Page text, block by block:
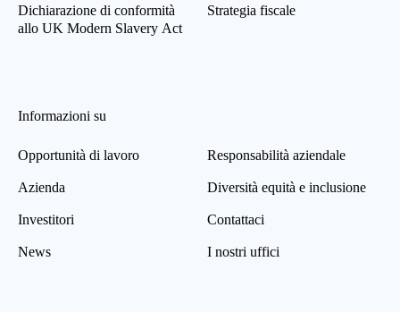
Dichiarazione di conformità
allo UK Modern Slavery Act
Strategia fiscale
Informazioni su
Opportunità di lavoro
Azienda
Investitori
News
Responsabilità aziendale
Diversità equità e inclusione
Contattaci
I nostri uffici